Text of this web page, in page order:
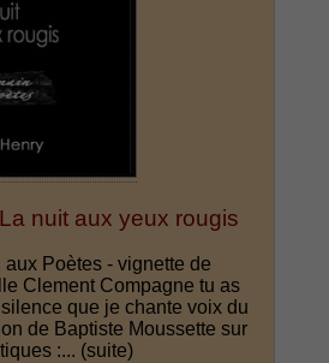
nuit aux yeux rougis
Poètes - vignette de
Clement Compagne tu as
que je chante voix du
de Baptiste Moussette sur
:... (suite)